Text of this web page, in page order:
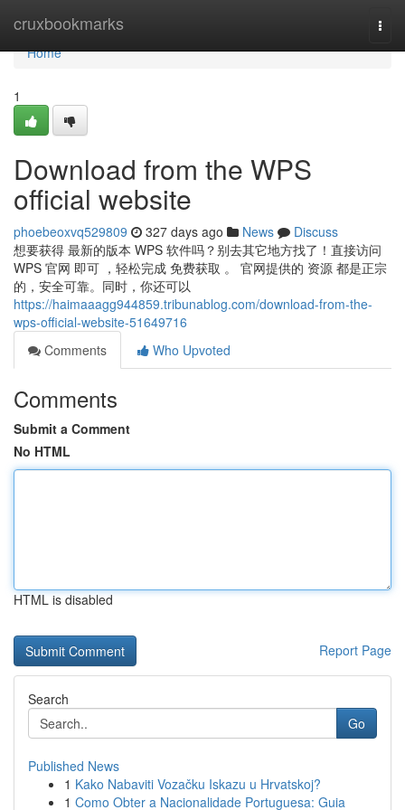
cruxbookmarks
Home
Home
1
Download from the WPS
official website
phoebeoxvq529809 327 days ago News
Discuss
想要获得 最新的版本 WPS 软件吗？别去其它地方找了！直接访问
WPS 官网 即可 ，轻松完成 免费获取 。 官网提供的 资源 都是正宗
的，安全可靠。同时，你还可以
https://haimaaagg944859.tribunablog.com/download-from-the-
wps-official-website-51649716
Comments
Who Upvoted
Comments
Submit a Comment
No HTML
HTML is disabled
Report Page
Search
Go
Published News
1 Kako Nabaviti Vozačku Iskazu u Hrvatskoj?
1 Como Obter a Nacionalidade Portuguesa: Guia